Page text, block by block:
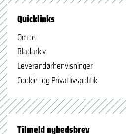
Quicklinks
Om os
Bladarkiv
Leverandørhenvisninger
Cookie- og Privatlivspolitik
Tilmeld nyhedsbrev